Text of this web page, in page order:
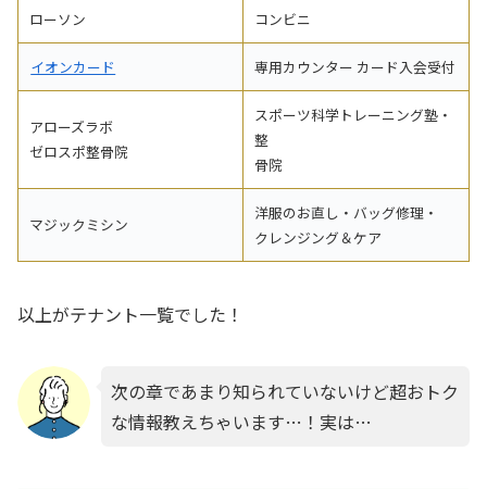
ローソン コンビニ
イオンカード 専用カウンター カード入会受付
アローズラボ
ゼロスポ整骨院
スポーツ科学トレーニング塾・
整
骨院
マジックミシン
洋服のお直し・バッグ修理・
クレンジング＆ケア
以上がテナント一覧でした！
次の章であまり知られていないけど超おトク
な情報教えちゃいます…！実は…